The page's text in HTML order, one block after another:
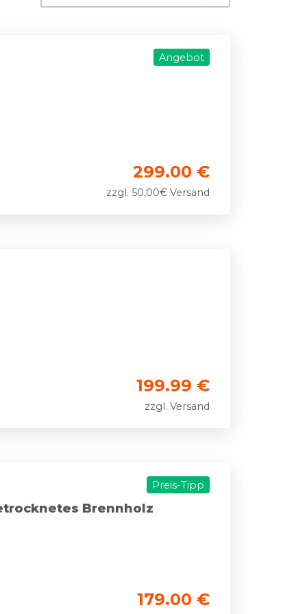
Angebot
299.00 €
zzgl. 50,00€ Versand
199.99 €
zzgl. Versand
Preis-Tipp
Brennholz
179.00 €